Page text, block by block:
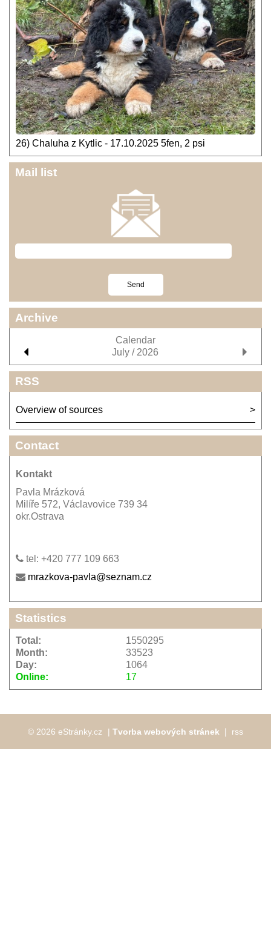
26) Chaluha z Kytlic - 17.10.2025 5fen, 2 psi
Mail list
Archive
Calendar
July / 2026
RSS
Overview of sources
Contact
Kontakt
Pavla Mrázková
Milíře 572, Václavovice 739 34
okr.Ostrava
tel: +420 777 109 663
mrazkova-pavla@seznam.cz
Statistics
Online: 17
Total:
1550295
Month:
33523
Day:
1064
© 2026 eStránky.cz | Tvorba webových stránek rss